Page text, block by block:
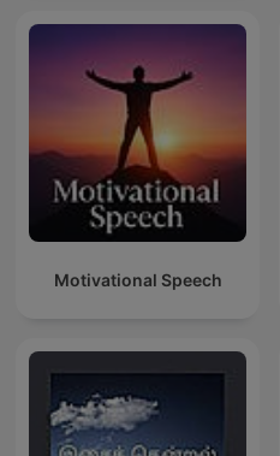
Motivational Speech